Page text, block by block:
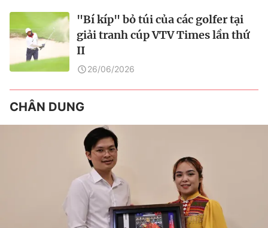
"Bí kíp" bỏ túi của các golfer tại
giải tranh cúp VTV Times lần thứ
II
26/06/2026
CHÂN DUNG